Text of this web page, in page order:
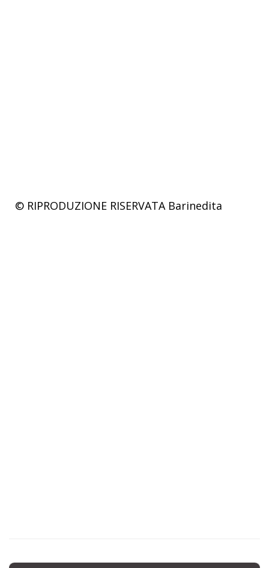
© RIPRODUZIONE RISERVATA Barinedita